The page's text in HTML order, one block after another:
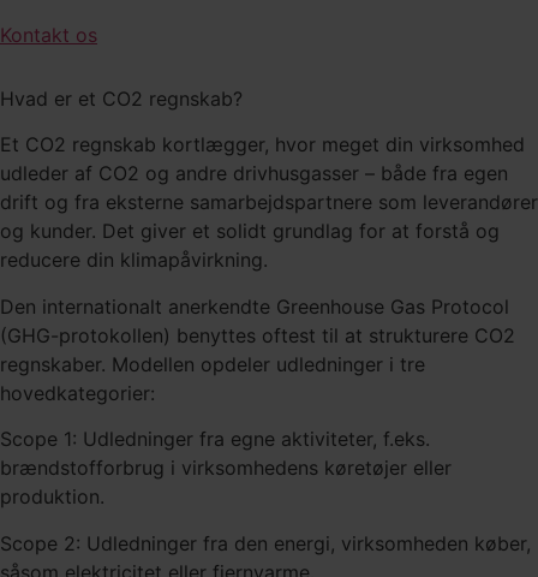
Kontakt os
Hvad er et CO2 regnskab?
Et CO2 regnskab kortlægger, hvor meget din virksomhed
udleder af CO2 og andre drivhusgasser – både fra egen
drift og fra eksterne samarbejdspartnere som leverandører
og kunder. Det giver et solidt grundlag for at forstå og
reducere din klimapåvirkning.
Den internationalt anerkendte Greenhouse Gas Protocol
(GHG-protokollen) benyttes oftest til at strukturere CO2
regnskaber. Modellen opdeler udledninger i tre
hovedkategorier:
Scope 1: Udledninger fra egne aktiviteter, f.eks.
brændstofforbrug i virksomhedens køretøjer eller
produktion.
Scope 2: Udledninger fra den energi, virksomheden køber,
såsom elektricitet eller fjernvarme.